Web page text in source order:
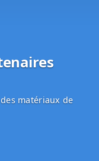
matériaux de